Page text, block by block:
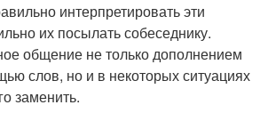
интерпретировать эти
их посылать собеседнику.
общение не только дополнением
слов, но и в некоторых ситуациях
заменить.